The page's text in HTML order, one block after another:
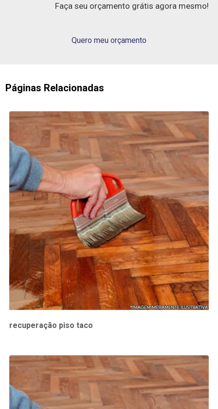
Faça seu orçamento grátis agora mesmo!
Quero meu orçamento
Páginas Relacionadas
recuperação piso taco